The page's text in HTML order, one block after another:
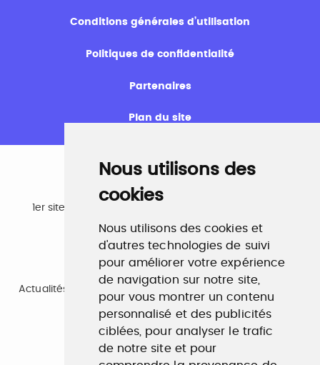
Nous utilisons des
cookies
Nous utilisons des cookies et
d'autres technologies de suivi
pour améliorer votre expérience
de navigation sur notre site,
pour vous montrer un contenu
personnalisé et des publicités
ciblées, pour analyser le trafic
de notre site et pour
Conditions générales d’utilisation
Politiques de confidentialité
Partenaires
Plan du site
Emploi
1er site emploi du secteur culturel 784.000 visites et
www.profilculture.com
Formation
Actualités, guide et annuaire des formations aux métiers
de la culture.
www.profilculture-formation.com
Accompagnement professionnel